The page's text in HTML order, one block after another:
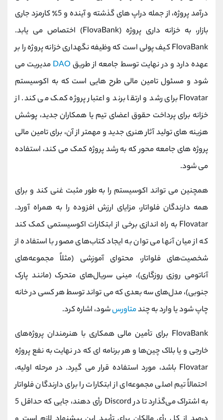
درآمد پروژه، از جمله دراپ های گذشته و آینده و 5٪ کارمزد جاری
بازار، به خزانه داری پروژه (FlovaBank) اختصاص می یابد.
FlovaBank کیف پولی است که وظیفه نگهداری خزانه پروژه را بر
عهده دارد و در نهایت توسط جامعه از طریق DAO مدیریت می
شود و مسئول تامین مالی طرح هایی است که به اکوسیستم
Flovatar برای رشد و ارتقا برند و اعتبار پروژه کمک می کند. از
خزانه برای پرداخت حقوق اعضای تیم یا همکاران جدید، پوشش
هزینه های تولید آثار هنری جدید و مهمتر از آن، برای تامین مالی
پروژه های جامعه محور که به رشد پروژه کمک می کند، استفاده
می شود.
همچنین می تواند اکوسیستم را به طور مثبت غنی کند و برای
همه دارندگان فلواتار، مزایای ارزش افزوده را به همراه آورد.
Flovatar به راه اندازی برخی از ابتکارات اکوسیستمی کمک کند
که از میان آنها می توان به ایجاد کتاب‌های مصور با استفاده از
شخصیت‌های فلواتار، محتوای آموزشی (مثلاً مجموعه‌های
آناتومی روزی روزگاری)، مینی سریال‌های متحرک (مانند پارک
جنوبی)، مدل‌های سه بعدی که می تواند توسط هر کسی در خانه
چاپ شود یا وارد به چندمتاورسشود، اشاره کرد.
FlovaBank برای تأمین مالی همکاری با هنرمندان پروژه‌های
خارجی و یا بلاک چین‌ها و هر برنامه ای که در نهایت به نفع پروژه
Flovatar باشد، مورد استفاده قرار می گیرد. در مرحله اولیه،
احتمالاً تیم اصلی مجموعه‌ای از ابتکارات را برای دارندگان فلواتار
به اشتراک می‌گذارد تا در Discord رأی دهند، جایی که حداقل 5